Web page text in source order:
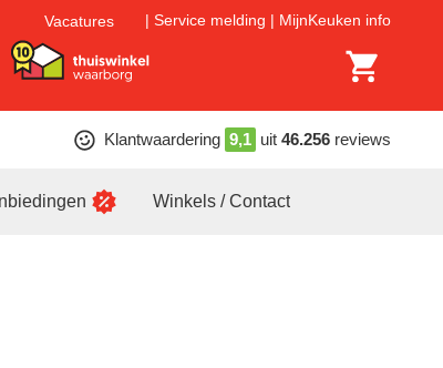
Vacatures Service melding MijnKeuken info
Klantwaardering 9,1 uit 46.256 reviews
Winkels / Contact